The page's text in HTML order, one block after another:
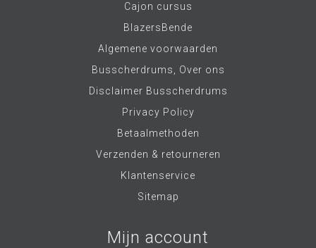
Cajon cursus
BlazersBende
Algemene voorwaarden
Busscherdrums, Over ons
Disclaimer Busscherdrums
Privacy Policy
Betaalmethoden
Verzenden & retourneren
Klantenservice
Sitemap
Mijn account